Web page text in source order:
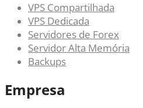
VPS Compartilhada
VPS Dedicada
Servidores de Forex
Servidor Alta Memória
Backups
Empresa